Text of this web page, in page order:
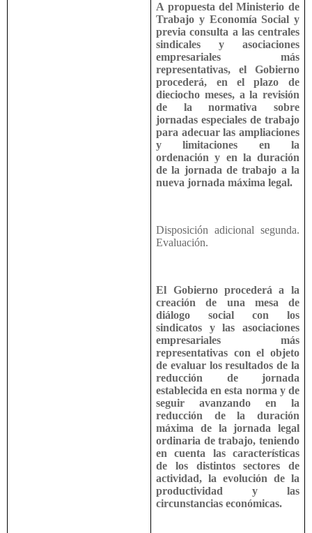
A propuesta del Ministerio de
Trabajo y Economía Social y
previa consulta a las centrales
sindicales y asociaciones
empresariales más
representativas, el Gobierno
procederá, en el plazo de
dieciocho meses, a la revisión
de la normativa sobre
jornadas especiales de trabajo
para adecuar las ampliaciones
y limitaciones en la
ordenación y en la duración
de la jornada de trabajo a la
nueva jornada máxima legal.
Disposición adicional segunda.
Evaluación.
El Gobierno procederá a la
creación de una mesa de
diálogo social con los
sindicatos y las asociaciones
empresariales más
representativas con el objeto
de evaluar los resultados de la
reducción de jornada
establecida en esta norma y de
seguir avanzando en la
reducción de la duración
máxima de la jornada legal
ordinaria de trabajo, teniendo
en cuenta las características
de los distintos sectores de
actividad, la evolución de la
productividad y las
circunstancias económicas.